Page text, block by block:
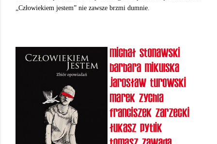
„Człowiekiem jestem” nie zawsze brzmi dumnie.